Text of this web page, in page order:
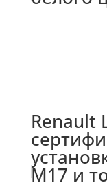
Renault
M17 и